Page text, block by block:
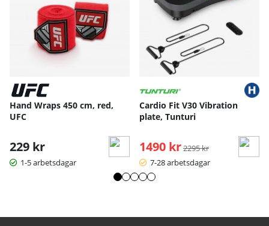
Hand Wraps 450 cm, red,
UFC
229 kr
1-5 arbetsdagar
Cardio Fit V30 Vibration
plate, Tunturi
1490 kr Ordinarie pris:
2295 kr
7-28 arbetsdagar